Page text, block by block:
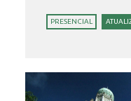
PRESENCIAL